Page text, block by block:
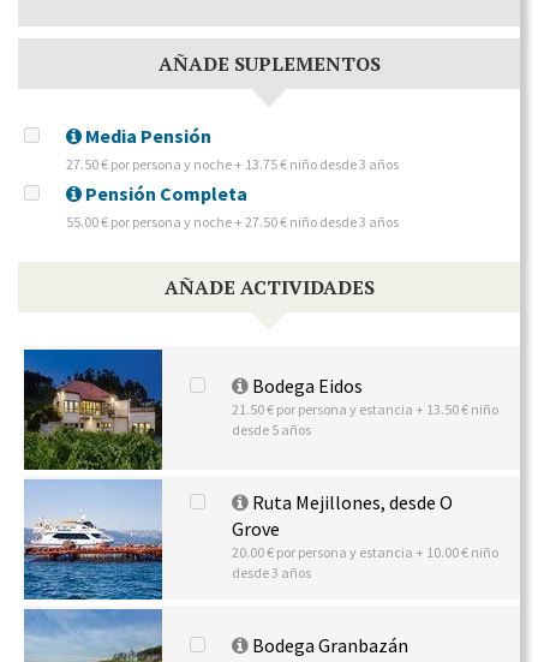
AÑADE SUPLEMENTOS
Media Pensión
27.50 € por persona y noche + 13.75 € niño desde 3 años
Pensión Completa
55.00 € por persona y noche + 27.50 € niño desde 3 años
AÑADE ACTIVIDADES
Bodega Eidos
21.50 € por persona y estancia + 13.50 € niño
desde 5 años
Ruta Mejillones, desde O
Grove
20.00 € por persona y estancia + 10.00 € niño
desde 3 años
Bodega Granbazán